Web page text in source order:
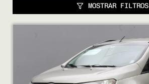
MOSTRAR FILTROS